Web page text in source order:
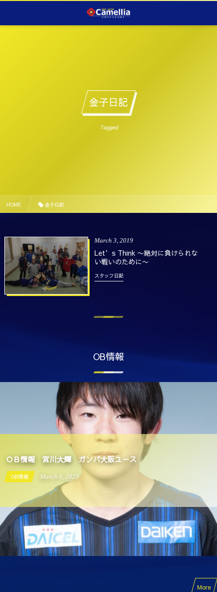
金子日記
Tagged
HOME 金子日記
March 3,2019
Let’s Think 〜絶対に負けられな
い戦いのために〜
スタッフ日記
OB情報
ＯＢ情報 宮川大輝 ガンバ大阪ユース
OB情報 March 6, 2023
More